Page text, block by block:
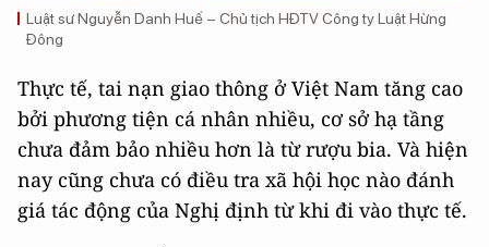
Luật sư Nguyễn Danh Huế – Chủ tịch HĐTV Công ty Luật Hừng
Đông
Thực tế, tai nạn giao thông ở Việt Nam tăng cao
bởi phương tiện cá nhân nhiều, cơ sở hạ tầng
chưa đảm bảo nhiều hơn là từ rượu bia. Và hiện
nay cũng chưa có điều tra xã hội học nào đánh
giá tác động của Nghị định từ khi đi vào thực tế.